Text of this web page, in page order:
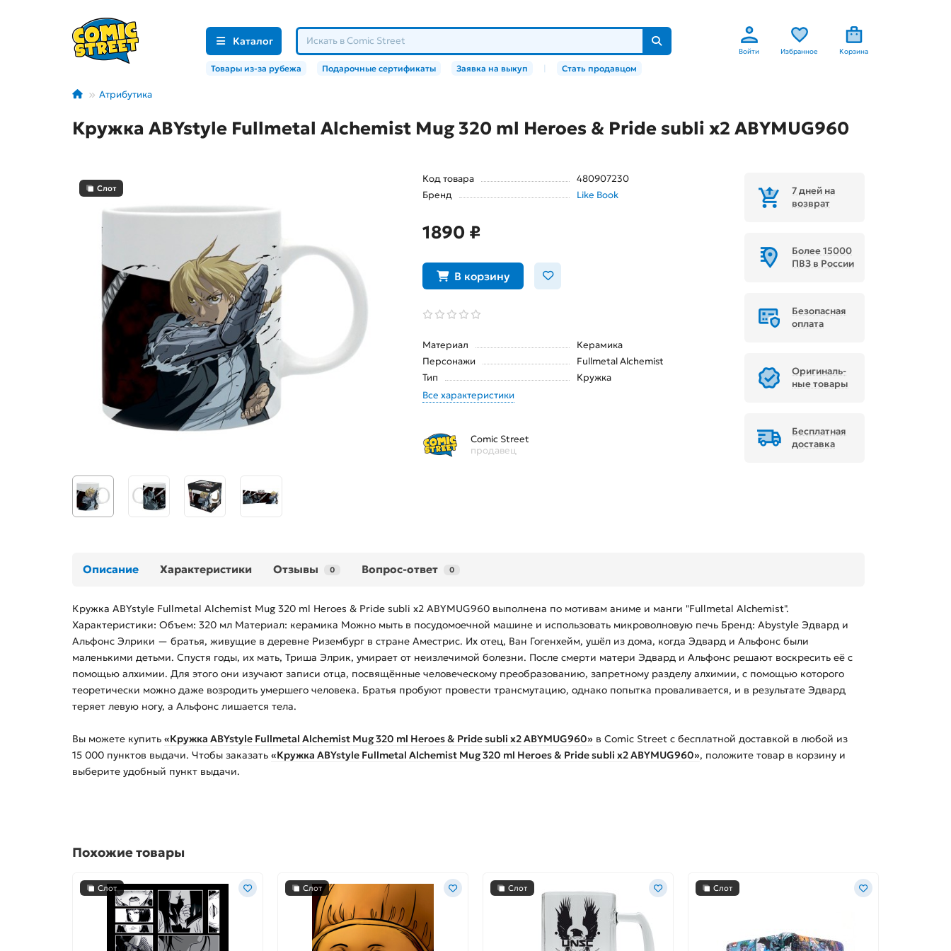
Каталог
Войти Избранное Корзина
Товары из-за рубежа Подарочные сертификаты Заявка на выкуп Стать продавцом
Атрибутика
Кружка ABYstyle Fullmetal Alchemist Mug 320 ml Heroes & Pride subli x2 ABYMUG960
Слот
Код товара
480907230
Бренд
Like Book
1890 ₽
В корзину
Материал
Керамика
Персонажи
Fullmetal Alchemist
Тип
Кружка
Все характеристики
Comic Street
продавец
7 дней на
возврат
Более 15000
ПВЗ в России
Безопасная
оплата
Ори­ги­наль­
ные товары
Бесплатная
доставка
Описание Характеристики Отзывы 0 Вопрос-ответ 0
Кружка ABYstyle Fullmetal Alchemist Mug 320 ml Heroes & Pride subli x2 ABYMUG960 выполнена по мотивам аниме и манги "Fullmetal Alchemist".
Характеристики: Объем: 320 мл Материал: керамика Можно мыть в посудомоечной машине и использовать микроволновую печь Бренд: Abystyle Эдвард и
Альфонс Элрики — братья, живущие в деревне Ризембург в стране Аместрис. Их отец, Ван Гогенхейм, ушёл из дома, когда Эдвард и Альфонс были
маленькими детьми. Спустя годы, их мать, Триша Элрик, умирает от неизлечимой болезни. После смерти матери Эдвард и Альфонс решают воскресить её с
помощью алхимии. Для этого они изучают записи отца, посвящённые человеческому преобразованию, запретному разделу алхимии, с помощью которого
теоретически можно даже возродить умершего человека. Братья пробуют провести трансмутацию, однако попытка проваливается, и в результате Эдвард
теряет левую ногу, а Альфонс лишается тела.
Вы можете купить «Кружка ABYstyle Fullmetal Alchemist Mug 320 ml Heroes & Pride subli x2 ABYMUG960» в Comic Street с бесплатной доставкой в любой из
15 000 пунктов выдачи. Чтобы заказать «Кружка ABYstyle Fullmetal Alchemist Mug 320 ml Heroes & Pride subli x2 ABYMUG960», положите товар в корзину и
выберите удобный пункт выдачи.
Похожие товары
Слот Слот Слот Слот